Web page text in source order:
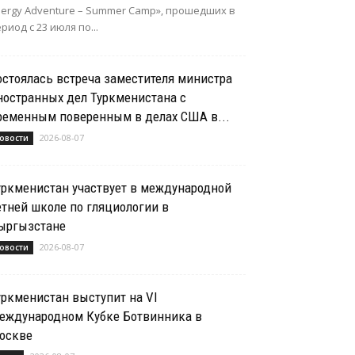
Adventure – Summer Camp», прошедших в
с 23 июля по...
встреча заместителя министра
дел Туркменистана с
поверенным в делах США в...
2026-08-07
участвует в международной
школе по гляциологии в
2026-08-07
выступит на VI
Кубке Ботвинника в